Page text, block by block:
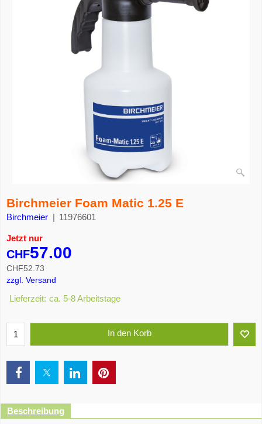
Birchmeier Foam Matic 1.25 E
Birchmeier 11976601
Jetzt nur
CHF57.00
CHF52.73
zzgl. Versand
Lieferzeit: ca. 5-8 Arbeitstage
In den Korb
Beschreibung